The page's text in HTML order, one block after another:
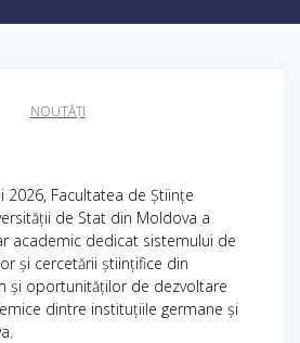
NOUTĂȚI
2026, Facultatea de Științe
de Stat din Moldova a
academic dedicat sistemului de
și cercetării științifice din
și oportunităților de dezvoltare
dintre instituțiile germane și